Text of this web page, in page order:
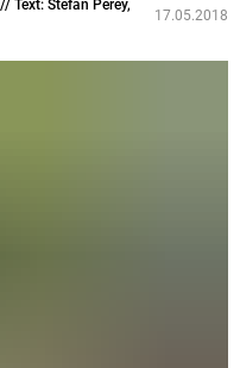
Text: Stefan Perey,
17.05.2018